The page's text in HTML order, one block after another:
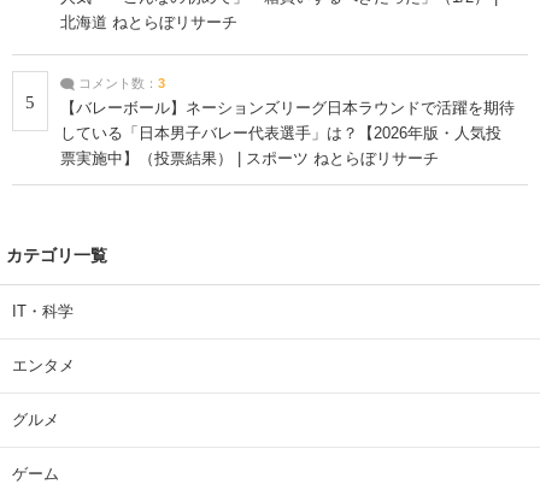
北海道 ねとらぼリサーチ
5
コメント数： 3
【バレーボール】ネーションズリーグ日本ラウンドで活躍を期待
している「日本男子バレー代表選手」は？【2026年版・人気投
票実施中】（投票結果） | スポーツ ねとらぼリサーチ
カテゴリ一覧
IT・科学
エンタメ
グルメ
ゲーム